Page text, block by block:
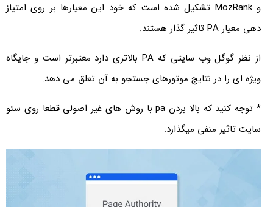
و MozRank تشکیل شده است که خود این معیارها بر روی امتیاز
دهی معیار PA تاثیر گذار هستند.
از نظر گوگل وب سایتی که PA بالاتری دارد معتبرتر است و جایگاه
ویژه ای را در نتایج موتورهای جستجو به آن تعلق می دهد.
* توجه کنید که بالا بردن pa با روش های غیر اصولی قطعا روی سئو
سایت تاثیر منفی میگذارد.